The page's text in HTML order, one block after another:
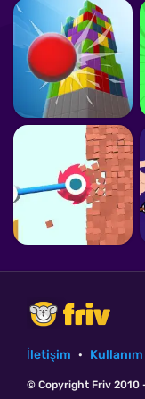
İletişim ·
© Copyright Friv 2010